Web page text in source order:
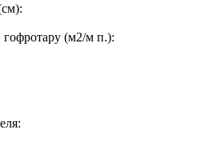
(м2/м п.):